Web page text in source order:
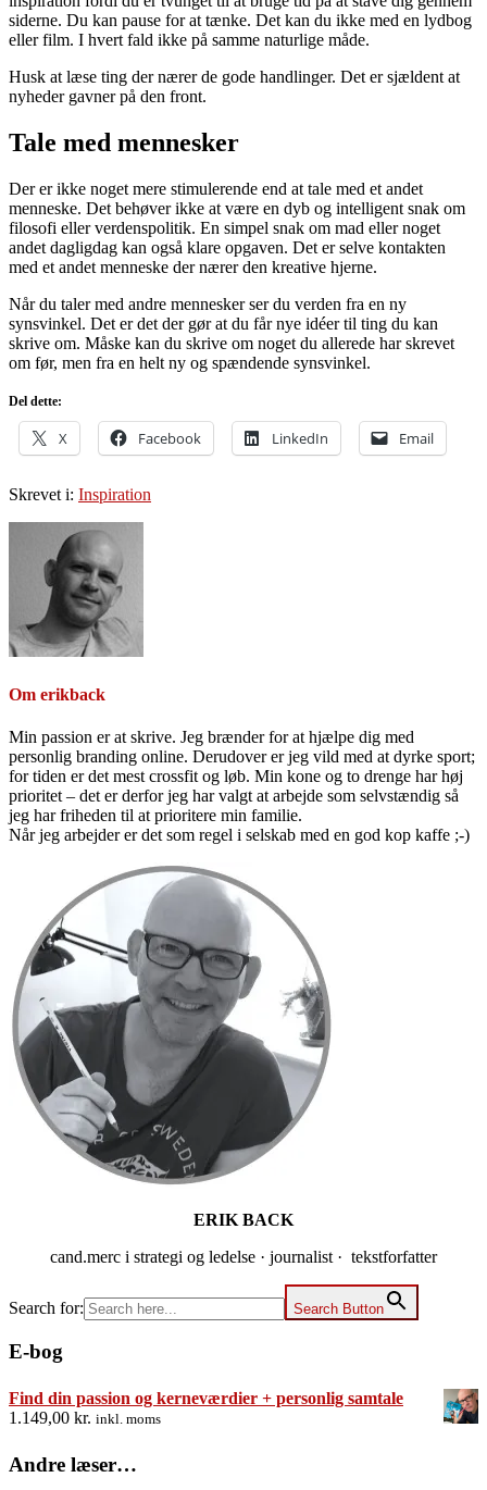
siderne. Du kan pause for at tænke. Det kan du ikke med en lydbog
eller film. I hvert fald ikke på samme naturlige måde.
Husk at læse ting der nærer de gode handlinger. Det er sjældent at
nyheder gavner på den front.
Tale med mennesker
Der er ikke noget mere stimulerende end at tale med et andet
menneske. Det behøver ikke at være en dyb og intelligent snak om
filosofi eller verdenspolitik. En simpel snak om mad eller noget
andet dagligdag kan også klare opgaven. Det er selve kontakten
med et andet menneske der nærer den kreative hjerne.
Når du taler med andre mennesker ser du verden fra en ny
synsvinkel. Det er det der gør at du får nye idéer til ting du kan
skrive om. Måske kan du skrive om noget du allerede har skrevet
om før, men fra en helt ny og spændende synsvinkel.
Del dette:
X Facebook LinkedIn Email
Skrevet i: Inspiration
Om erikback
Min passion er at skrive. Jeg brænder for at hjælpe dig med
personlig branding online. Derudover er jeg vild med at dyrke sport;
for tiden er det mest crossfit og løb. Min kone og to drenge har høj
prioritet – det er derfor jeg har valgt at arbejde som selvstændig så
jeg har friheden til at prioritere min familie.
Når jeg arbejder er det som regel i selskab med en god kop kaffe ;-)
Sidebar
ERIK BACK
cand.merc i strategi og ledelse · journalist · tekstforfatter
Search for: Search Button
E-bog
Find din passion og kerneværdier + personlig samtale
1.149,00 kr. inkl. moms
Andre læser…